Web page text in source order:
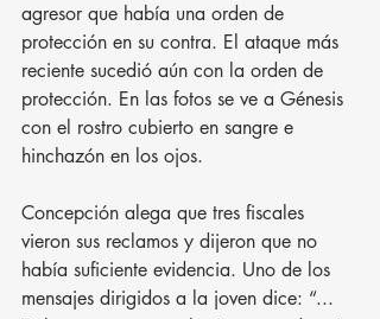
agresor que había una orden de
protección en su contra. El ataque más
reciente sucedió aún con la orden de
protección. En las fotos se ve a Génesis
con el rostro cubierto en sangre e
hinchazón en los ojos.
Concepción alega que tres fiscales
vieron sus reclamos y dijeron que no
había suficiente evidencia. Uno de los
mensajes dirigidos a la joven dice: “...